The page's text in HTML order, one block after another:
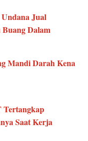
Jual
Dalam
Mandi Darah Kena
Saat Kerja